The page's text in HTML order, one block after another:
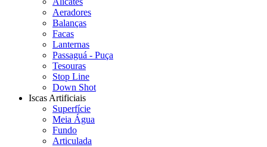
Aeradores
Balanças
Facas
Lanternas
Passaguá - Puça
Tesouras
Stop Line
Down Shot
Iscas Artificiais
Superfície
Meia Água
Fundo
Articulada